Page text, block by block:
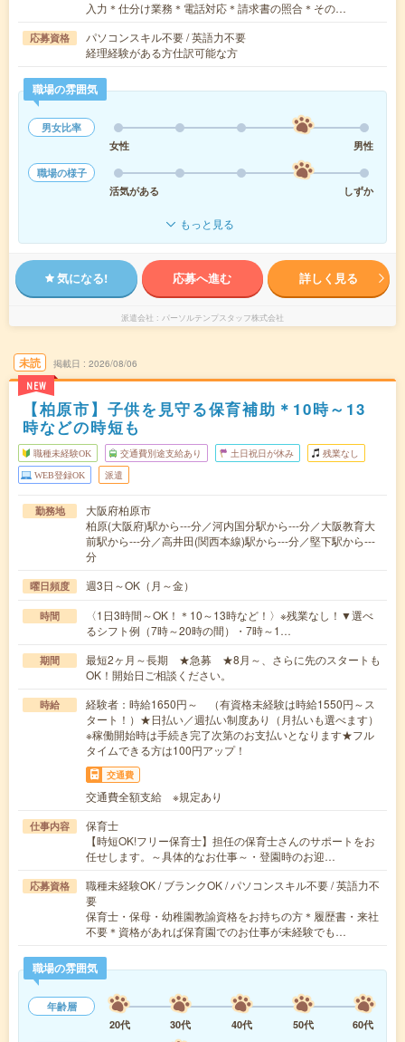
入力＊仕分け業務＊電話対応＊請求書の照合＊その…
応募資格
パソコンスキル不要 / 英語力不要
経理経験がある方仕訳可能な方
職場の雰囲気
男女比率
女性
男性
職場の様子
活気がある
しずか
もっと見る
気になる! 応募へ進む 詳しく見る
派遣会社 パーソルテンプスタッフ株式会社
未読
NEW
掲載日 2026/08/06
【柏原市】子供を見守る保育補助＊10時～13
時などの時短も
職種未経験OK 交通費別途支給あり 土日祝日が休み 残業なし
WEB登録OK 派遣
勤務地
大阪府柏原市
柏原(大阪府)駅から---分／河内国分駅から---分／大阪教育大
前駅から---分／高井田(関西本線)駅から---分／堅下駅から---
分
曜日頻度 週3日～OK（月～金）
時間
〈1日3時間～OK！＊10～13時など！〉※残業なし！▼選べ
るシフト例（7時～20時の間）・7時～1…
期間
最短2ヶ月～長期 ★急募 ★8月～、さらに先のスタートも
OK！開始日ご相談ください。
時給
経験者：時給1650円～ （有資格未経験は時給1550円～ス
タート！）★日払い／週払い制度あり（月払いも選べます）
※稼働開始時は手続き完了次第のお支払いとなります★フル
タイムできる方は100円アップ！
交通費
交通費全額支給 ※規定あり
仕事内容
保育士
【時短OK!フリー保育士】担任の保育士さんのサポートをお
任せします。～具体的なお仕事～・登園時のお迎…
応募資格
職種未経験OK / ブランクOK / パソコンスキル不要 / 英語力不
要
保育士・保母・幼稚園教諭資格をお持ちの方＊履歴書・来社
不要＊資格があれば保育園でのお仕事が未経験でも…
職場の雰囲気
年齢層
20代
30代 40代 50代
60代